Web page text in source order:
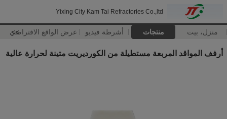
Yixing City Kam Tai Refractories Co.,ltd
منزل، بيت منتجات أشرطة فيديو عرض الواقع الافتراضي
>>
أرفف المواقد المربعة مستطيلة من الكورديريت متينة لحرارة عالية